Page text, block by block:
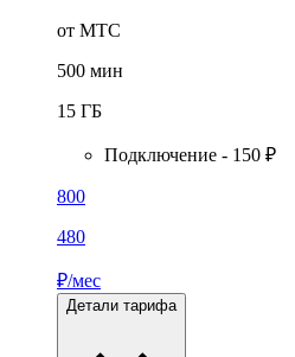
от МТС
500 мин
15 ГБ
Подключение - 150 ₽
800
480
₽/мес
Детали тарифа